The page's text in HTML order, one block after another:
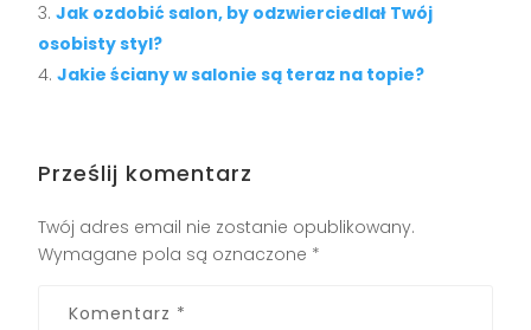
Jak ozdobić salon, by odzwierciedlał Twój
osobisty styl?
Jakie ściany w salonie są teraz na topie?
Prześlij komentarz
Twój adres email nie zostanie opublikowany.
Wymagane pola są oznaczone *